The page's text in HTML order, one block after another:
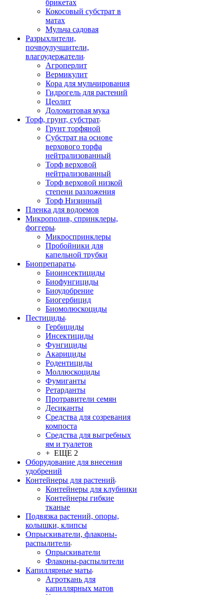
брикетах
Кокосовый субстрат в
матах
Мульча садовая
Разрыхлители,
почвоулучшители,
влагоудержатели
Агроперлит
Вермикулит
Кора для мульчирования
Гидрогель для растений
Цеолит
Доломитовая мука
Торф, грунт, субстрат
Грунт торфяной
Субстрат на основе
верхового торфа
нейтрализованный
Торф верховой
нейтрализованный
Торф верховой низкой
степени разложения
Торф Низинный
Пленка для водоемов
Микрополив, спринклеры,
фоггеры
Микроспринклеры
Пробойники для
капельной трубки
Биопрепараты
Биоинсектициды
Биофунгициды
Биоудобрение
Биогербицид
Биомолюскоциды
Пестициды
Гербициды
Инсектициды
Фунгициды
Акарициды
Родентициды
Моллюскоциды
Фумиганты
Ретарданты
Протравители семян
Десиканты
Средства для созревания
компоста
Средства для выгребных
ям и туалетов
+ ЕЩЕ 2
Оборудование для внесения
удобрений
Контейнеры для растений
Контейнеры для клубники
Контейнеры гибкие
тканые
Подвязка растений, опоры,
колышки, клипсы
Опрыскиватели, флаконы-
распылители
Опрыскиватели
Флаконы-распылители
Капиллярные маты
Агроткань для
капиллярных матов